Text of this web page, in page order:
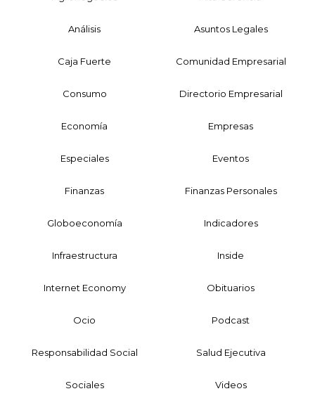
Análisis Asuntos Legales
Caja Fuerte Comunidad Empresarial
Consumo Directorio Empresarial
Economía Empresas
Especiales Eventos
Finanzas Finanzas Personales
Globoeconomía Indicadores
Infraestructura Inside
Internet Economy Obituarios
Ocio Podcast
Responsabilidad Social Salud Ejecutiva
Sociales Videos